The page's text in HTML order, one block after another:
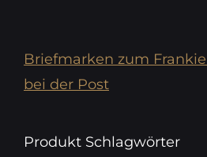
Briefmarken zum
bei der Post
Produkt Schlagwörter